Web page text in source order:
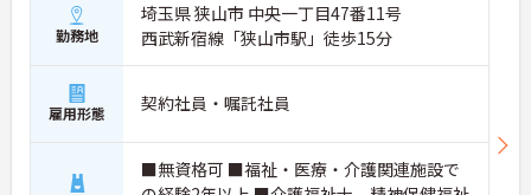
勤務地
埼玉県 狭山市 中央一丁目47番11号
西武新宿線「狭山市駅」徒歩15分
雇用形態 契約社員・嘱託社員
■無資格可 ■福祉・医療・介護関連施設で